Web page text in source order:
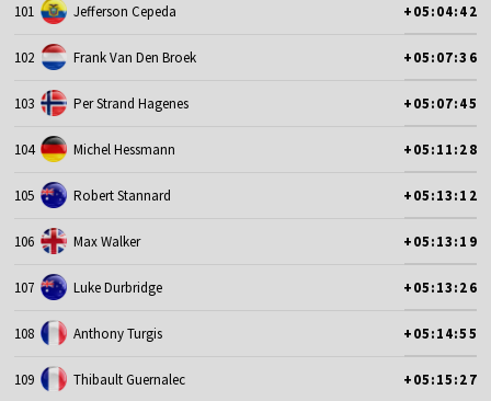
101 Jefferson Cepeda +05:04:42
102 Frank Van Den Broek +05:07:36
103 Per Strand Hagenes +05:07:45
104 Michel Hessmann +05:11:28
105 Robert Stannard +05:13:12
106 Max Walker +05:13:19
107 Luke Durbridge +05:13:26
108 Anthony Turgis +05:14:55
109 Thibault Guernalec +05:15:27